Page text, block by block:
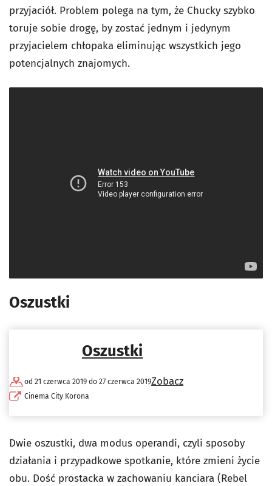
przyjaciół. Problem polega na tym, że Chucky szybko
toruje sobie drogę, by zostać jednym i jedynym
przyjacielem chłopaka eliminując wszystkich jego
potencjalnych znajomych.
Oszustki
Oszustki
od 21 czerwca 2019 do 27 czerwca 2019
Cinema City Korona
Zobacz
Dwie oszustki, dwa modus operandi, czyli sposoby
działania i przypadkowe spotkanie, które zmieni życie
obu. Dość prostacka w zachowaniu kanciara (Rebel